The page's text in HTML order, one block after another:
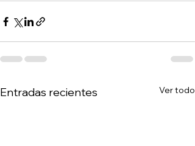
Entradas recientes Ver todo